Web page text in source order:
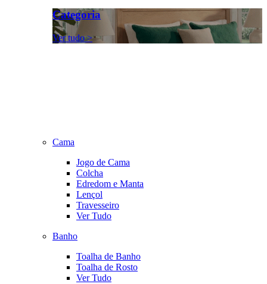
Categoria
Ver tudo >
Cama
Jogo de Cama
Colcha
Edredom e Manta
Lençol
Travesseiro
Ver Tudo
Banho
Toalha de Banho
Toalha de Rosto
Ver Tudo